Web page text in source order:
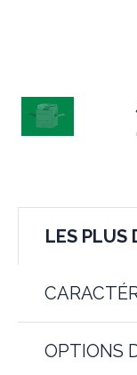
LES PLUS
OPTIONS